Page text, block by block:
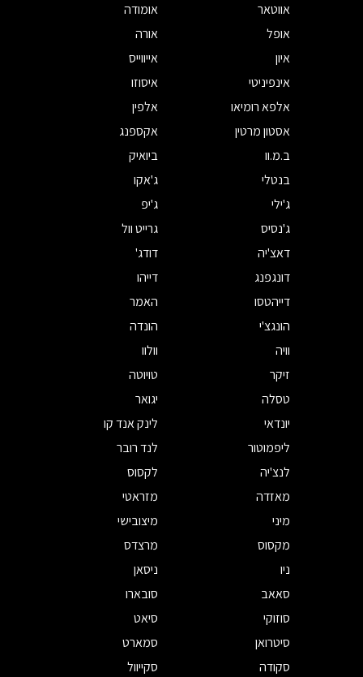
אווטאר
אומודה
אופל
אורה
איון
אייווייס
אינפיניטי
איסוזו
אלפא רומיאו
אלפין
אסטון מרטין
אקספנג
ב.מ.וו
ביואיק
בנטלי
ג'אקו
ג'ילי
ג'יפ
ג'נסיס
גרייט וול
דאצ'יה
דודג'
דונגפנג
דייהו
דייהטסו
האמר
הונגצ'י
הונדה
וויה
וולוו
זיקר
טויוטה
טסלה
יגואר
יונדאי
לינק אנד קו
ליפמוטור
לנד רובר
לנצ'יה
לקסוס
מאזדה
מזראטי
מיני
מיצובישי
מקסוס
מרצדס
ניו
ניסאן
סאאב
סובארו
סוזוקי
סיאט
סיטרואן
סמארט
סקודה
סקייוול